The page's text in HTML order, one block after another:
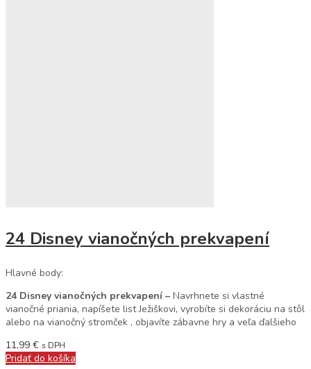
24 Disney vianočných prekvapení
Hlavné body:
24 Disney vianočných prekvapení – Navrhnete si vlastné
vianočné priania, napíšete list Ježiškovi, vyrobíte si dekoráciu na stôl
alebo na vianočný stromček , objavíte zábavne hry a veľa ďalšieho
11,99 € s DPH
Pridať do košíka